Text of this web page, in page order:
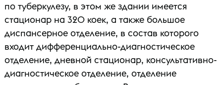
по туберкулезу, в этом же здании имеется
стационар на 320 коек, а также большое
диспансерное отделение, в состав которого
входит дифференциально-диагностическое
отделение, дневной стационар, консультативно-
диагностическое отделение, отделение